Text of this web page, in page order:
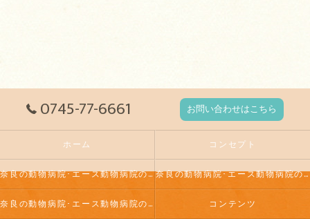
0745-77-6661 お問い合わせはこちら
ホーム コンセプト
奈良の動物病院･エース動物病院の口コミ情報 奈良の動物病院･エース動物病院の評判
奈良の動物病院･エース動物病院のお客様の声 コンテンツ